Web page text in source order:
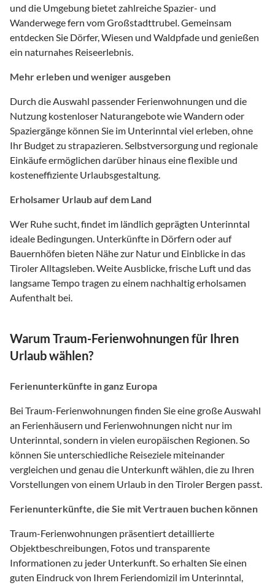
und die Umgebung bietet zahlreiche Spazier- und
Wanderwege fern vom Großstadttrubel. Gemeinsam
entdecken Sie Dörfer, Wiesen und Waldpfade und genießen
ein naturnahes Reiseerlebnis.
Mehr erleben und weniger ausgeben
Durch die Auswahl passender Ferienwohnungen und die
Nutzung kostenloser Naturangebote wie Wandern oder
Spaziergänge können Sie im Unterinntal viel erleben, ohne
Ihr Budget zu strapazieren. Selbstversorgung und regionale
Einkäufe ermöglichen darüber hinaus eine flexible und
kosteneffiziente Urlaubsgestaltung.
Erholsamer Urlaub auf dem Land
Wer Ruhe sucht, findet im ländlich geprägten Unterinntal
ideale Bedingungen. Unterkünfte in Dörfern oder auf
Bauernhöfen bieten Nähe zur Natur und Einblicke in das
Tiroler Alltagsleben. Weite Ausblicke, frische Luft und das
langsame Tempo tragen zu einem nachhaltig erholsamen
Aufenthalt bei.
Warum Traum-Ferienwohnungen für Ihren
Urlaub wählen?
Ferienunterkünfte in ganz Europa
Bei Traum-Ferienwohnungen finden Sie eine große Auswahl
an Ferienhäusern und Ferienwohnungen nicht nur im
Unterinntal, sondern in vielen europäischen Regionen. So
können Sie unterschiedliche Reiseziele miteinander
vergleichen und genau die Unterkunft wählen, die zu Ihren
Vorstellungen von einem Urlaub in den Tiroler Bergen passt.
Ferienunterkünfte, die Sie mit Vertrauen buchen können
Traum-Ferienwohnungen präsentiert detaillierte
Objektbeschreibungen, Fotos und transparente
Informationen zu jeder Unterkunft. So erhalten Sie einen
guten Eindruck von Ihrem Feriendomizil im Unterinntal,